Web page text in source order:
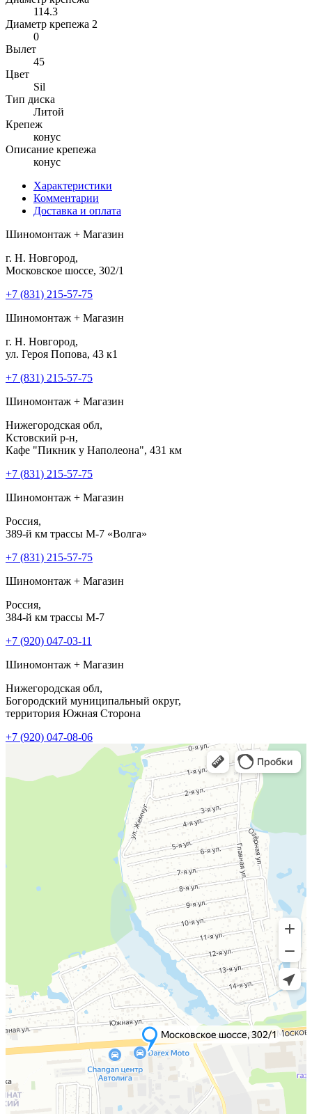
114.3
Диаметр крепежа 2
0
Вылет
45
Цвет
Sil
Тип диска
Литой
Крепеж
конус
Описание крепежа
конус
Характеристики
Комментарии
Доставка и оплата
Шиномонтаж + Магазин
г. Н. Новгород,
Московское шоссе, 302/1
+7 (831) 215-57-75
Шиномонтаж + Магазин
г. Н. Новгород,
ул. Героя Попова, 43 к1
+7 (831) 215-57-75
Шиномонтаж + Магазин
Нижегородская обл,
Кстовский р-н,
Кафе "Пикник у Наполеона", 431 км
+7 (831) 215-57-75
Шиномонтаж + Магазин
Россия,
389-й км трассы М-7 «Волга»
+7 (831) 215-57-75
Шиномонтаж + Магазин
Россия,
384-й км трассы М-7
+7 (920) 047-03-11
Шиномонтаж + Магазин
Нижегородская обл,
Богородский муниципальный округ,
территория Южная Сторона
+7 (920) 047-08-06